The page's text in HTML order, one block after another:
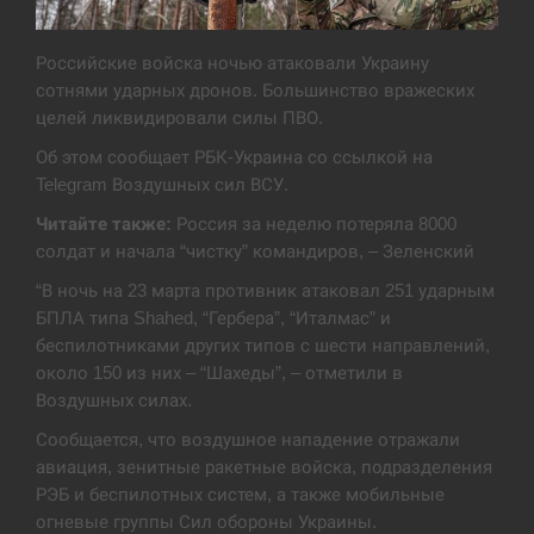
Экс-послу в США Стефанишиной вручили новое
СЕРПЕНЬ
14:40
У Росії розгортається ракетний підрозділ КНДР –
Reuters
14:23
Поставки ракет для ПВО сократились втрое,
хотя у партнеров они…
СЕРПЕНЬ
14:10
У Румунії затоплять чотири баржі для
збільшення потоку води до…
Российские войска ночью атаковали Украину
сотнями ударных дронов. Большинство вражеских
целей ликвидировали силы ПВО.
Об этом сообщает РБК-Украина со ссылкой на
Telegram Воздушных сил ВСУ.
Читайте также: Россия за неделю потеряла 8000
солдат и начала “чистку” командиров, – Зеленский
“В ночь на 23 марта противник атаковал 251 ударным
БПЛА типа Shahed, “Гербера”, “Италмас” и
беспилотниками других типов с шести направлений,
около 150 из них – “Шахеды”, – отметили в
Воздушных силах.
Сообщается, что воздушное нападение отражали
авиация, зенитные ракетные войска, подразделения
РЭБ и беспилотных систем, а также мобильные
огневые группы Сил обороны Украины.